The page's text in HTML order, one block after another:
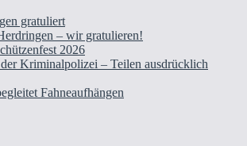
gratuliert
– wir gratulieren!
2026
Kriminalpolizei – Teilen ausdrücklich
Fahneaufhängen